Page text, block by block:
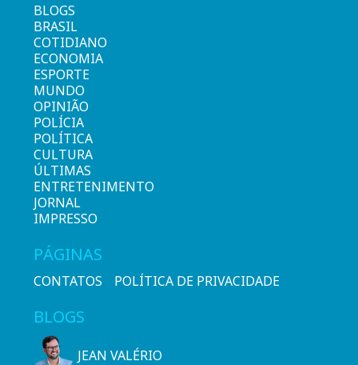
BLOGS
BRASIL
COTIDIANO
ECONOMIA
ESPORTE
MUNDO
OPINIÃO
POLÍCIA
POLÍTICA
CULTURA
ÚLTIMAS
ENTRETENIMENTO
JORNAL
IMPRESSO
PÁGINAS
CONTATOS POLÍTICA DE PRIVACIDADE
BLOGS
JEAN VALÉRIO